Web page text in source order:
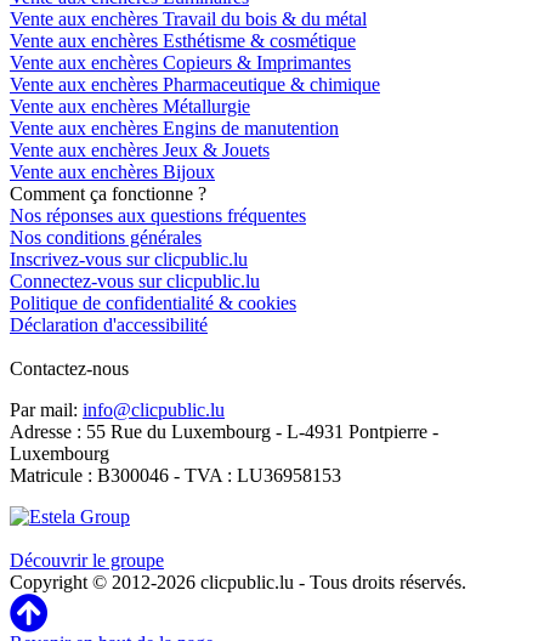
Vente aux enchères Travail du bois & du métal
Vente aux enchères Esthétisme & cosmétique
Vente aux enchères Copieurs & Imprimantes
Vente aux enchères Pharmaceutique & chimique
Vente aux enchères Métallurgie
Vente aux enchères Engins de manutention
Vente aux enchères Jeux & Jouets
Vente aux enchères Bijoux
Comment ça fonctionne ?
Nos réponses aux questions fréquentes
Nos conditions générales
Inscrivez-vous sur clicpublic.lu
Connectez-vous sur clicpublic.lu
Politique de confidentialité & cookies
Déclaration d'accessibilité
Contactez-nous
Par mail: info@clicpublic.lu
Adresse : 55 Rue du Luxembourg - L-4931 Pontpierre -
Luxembourg
Matricule : B300046 - TVA : LU36958153
Découvrir le groupe
Copyright © 2012-2026 clicpublic.lu - Tous droits réservés.